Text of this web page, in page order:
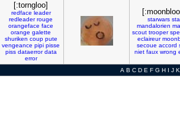
[:torngloo]
redface leader
redleader rouge
orangeface face
orange galette
shuriken coup pute
vengeance pipi pisse
piss dataerror data
error
starwars
mandalorien
scout trooper
eclaireur
secoue accord
niet faux wrong
A B C D E F G H I J K